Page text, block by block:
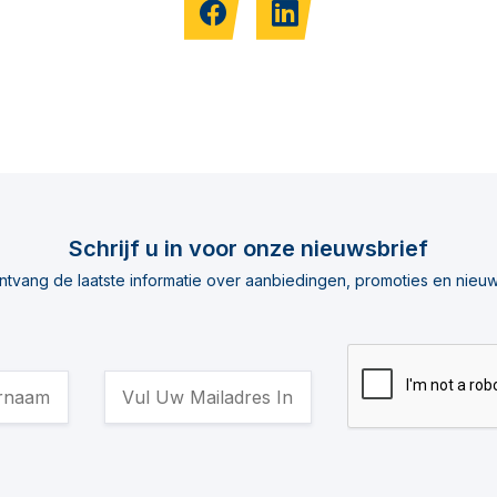
Schrijf u in voor onze nieuwsbrief
de laatste informatie over aanbiedingen, promoties en